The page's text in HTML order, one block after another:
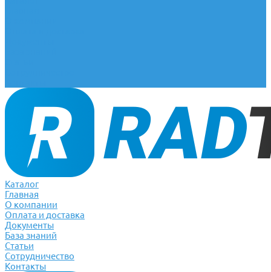
Каталог
Главная
О компании
Оплата и доставка
Документы
База знаний
Статьи
Сотрудничество
Контакты